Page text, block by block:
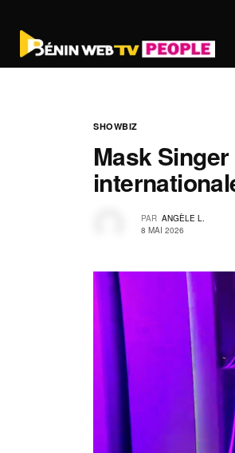
SHOWBIZ
Mask
PAR ANGÈLE L.
8 MAI 2026